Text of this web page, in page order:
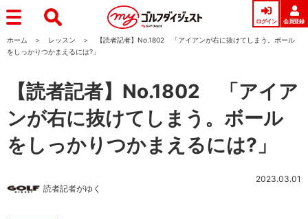
ログイン 会員登録
ホーム レッスン
【読者記者】No.1802 「アイアンが右に抜けてしまう。ボール
をしっかりつかまえるには?」
【読者記者】No.1802 「アイア
ンが右に抜けてしまう。ボール
をしっかりつかまえるには?」
読者記者がゆく
2023.03.01